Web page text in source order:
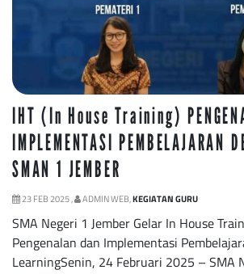
IHT (In House Training)
IMPLEMENTASI PEMBELAJARAN
SMAN 1 JEMBER
23 FEB 2025 , ADMIN WEB,KEGIATAN GURU
SMA Negeri 1 Jember Gelar In House
Pengenalan dan Implementasi
LearningSenin, 24 Februari 2025 – SMA